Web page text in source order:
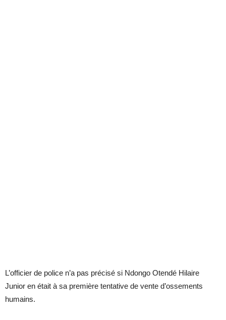
L’officier de police n’a pas précisé si Ndongo Otendé Hilaire
Junior en était à sa première tentative de vente d’ossements
humains.